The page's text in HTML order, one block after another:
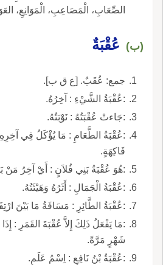
الصِّعَابِ، الْمَصَاعِبِ، الْمَوَانِعِ،
(ب) عُقْبَةٌ
جمع: عُقَبٌ. [ع ق ب].
:عُقْبَةُ الشَّيْءِ : آخِرُهُ.
:جَاءتْ عُقْبَتُهُ : نَوْبَتُهُ.
:عُقْبَةُ الطَّعَامِ : مَا يُؤْكَلُ فِي
فَاكِهَةٍ.
:هُوَ عُقْبَةُ بَنِي فُلاَنٍ : أَيْ آخِرُ مَنْ
:عُقْبَةُ الْجَمَالِ : أَثَرُهُ وَهَيْئَتُهُ.
:عُقْبَةُ الطَّائِرِ : مَسَافَةُ مَا بَيْنَ
:مَا يَفْعَلُ ذَلِكَ إِلاَّ عُقْبَةَ القَمَرِ :
شَهْرٍ مَرَّةً.
:عُقْبَةُ بْنُ نَافِعٍ : اِسْمُ عَلَمٍ.